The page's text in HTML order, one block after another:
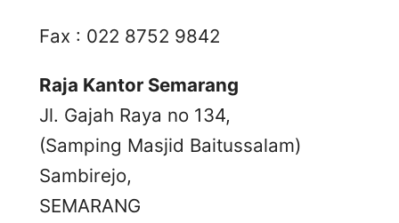
Fax : 022 8752 9842
Raja Kantor Semarang
Jl. Gajah Raya no 134,
(Samping Masjid Baitussalam)
Sambirejo,
SEMARANG